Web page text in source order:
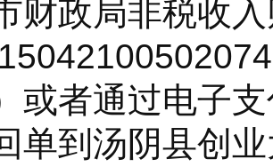
财政局非税收
或者通过电子
单到汤阴县创